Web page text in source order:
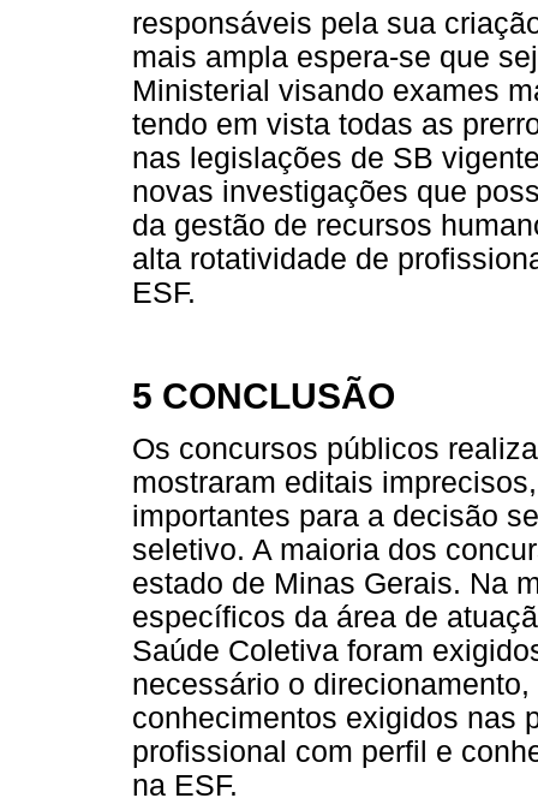
responsáveis pela sua
mais ampla espera-se que
Ministerial visando exames
tendo em vista todas as
nas legislações de SB
novas investigações que
da gestão de recursos
alta rotatividade de
ESF.
5 CONCLUSÃO
Os concursos públicos
mostraram editais
importantes para a decisão
seletivo. A maioria dos
estado de Minas Gerais. Na
específicos da área de
Saúde Coletiva foram
necessário o
conhecimentos exigidos nas
profissional com perfil e
na ESF.